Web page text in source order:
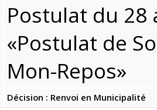
Postulat du 28
«Postulat de
Mon-Repos»
Décision : Renvoi en Municipalité